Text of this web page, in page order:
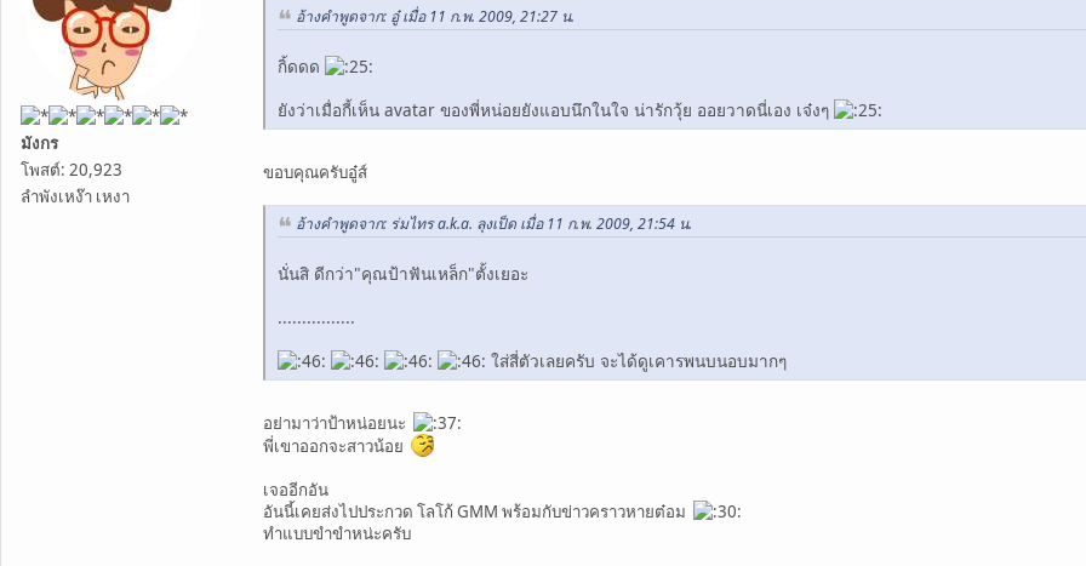
มังกร
โพสต์: 20,923
ลำพังเหง๊า เหงา
อ้างคำพูดจาก: อู๋ เมื่อ 11 ก.พ. 2009, 21:27 น.
กิ้ดดด
ยังว่าเมื่อกี้เห็น avatar ของพี่หน่อยยังแอบนึกในใจ น่ารักวุ้ย ออยวาดนี่เอง เจ๋งๆ
ขอบคุณครับอู๋ส์
อ้างคำพูดจาก: ร่มไทร a.k.a. ลุงเป็ด เมื่อ 11 ก.พ. 2009, 21:54 น.
นั่นสิ ดีกว่า"คุณป้าฟันเหล็ก"ตั้งเยอะ
................
ใส่สี่ตัวเลยครับ จะได้ดูเคารพนบนอบมากๆ
อย่ามาว่าป้าหน่อยนะ
พี่เขาออกจะสาวน้อย
เจออีกอัน
อันนี้เคยส่งไปประกวด โลโก้ GMM พร้อมกับข่าวคราวหายต๋อม
ทำแบบขำขำหน่ะครับ